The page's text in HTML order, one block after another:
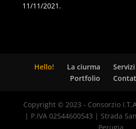
11/11/2021.
Hello! La ciurma Servizi
Portfolio
Copyright © 2023 - Consorzio
| P.IVA 02544600543 | Strada
Perugia